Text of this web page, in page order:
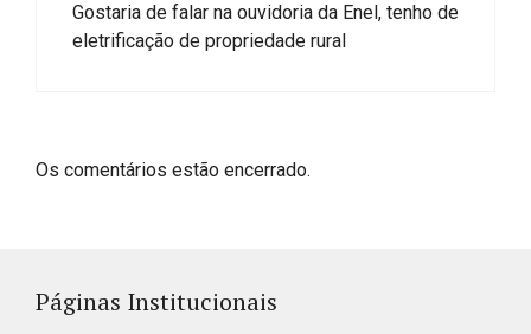
Gostaria de falar na ouvidoria da Enel, tenho de
eletrificação de propriedade rural
Os comentários estão encerrado.
Páginas Institucionais